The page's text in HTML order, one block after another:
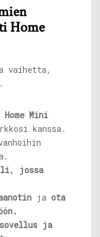
Home
vaihetta,
Mini
kanssa.
jossa
ja ota
sovellus ja